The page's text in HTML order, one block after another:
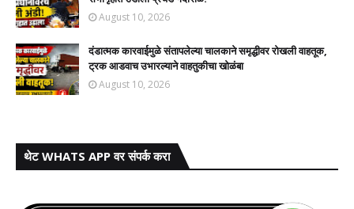
August 10, 2026
दंडात्मक कारवाईमुळे संतापलेल्या चालकाने समृद्धीवर रोखली वाहतूक,
ट्रक आडवाच उभारल्याने वाहतुकीचा खोळंबा
August 10, 2026
थेट WHATS APP वर संपर्क करा